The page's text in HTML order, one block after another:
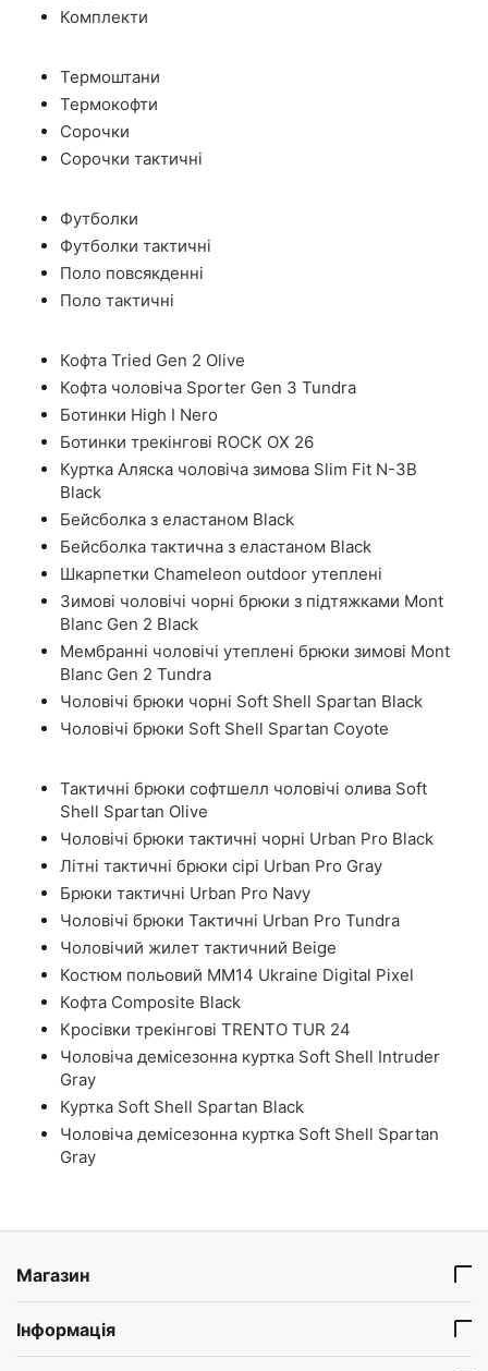
Комплекти
Термоштани
Термокофти
Сорочки
Сорочки тактичні
Футболки
Футболки тактичні
Поло повсякденні
Поло тактичні
Кофта Tried Gen 2 Olive
Кофта чоловіча Sporter Gen 3 Tundra
Ботинки High I Nero
Ботинки трекінгові ROCK OX 26
Куртка Аляска чоловіча зимова Slim Fit N-3B
Black
Бейсболка з еластаном Black
Бейсболка тактична з еластаном Black
Шкарпетки Chameleon outdoor утеплені
Зимові чоловічі чорні брюки з підтяжками Mont
Blanc Gen 2 Black
Мембранні чоловічі утеплені брюки зимові Mont
Blanc Gen 2 Tundra
Чоловічі брюки чорні Soft Shell Spartan Black
Чоловічі брюки Soft Shell Spartan Coyote
Тактичні брюки софтшелл чоловічі олива Soft
Shell Spartan Olive
Чоловічі брюки тактичні чорні Urban Pro Black
Літні тактичні брюки сірі Urban Pro Gray
Брюки тактичні Urban Pro Navy
Чоловічі брюки Тактичні Urban Pro Tundra
Чоловічий жилет тактичний Beige
Костюм польовий ММ14 Ukraine Digital Pixel
Кофта Composite Black
Кросівки трекінгові TRENTO TUR 24
Чоловіча демісезонна куртка Soft Shell Intruder
Gray
Куртка Soft Shell Spartan Black
Чоловіча демісезонна куртка Soft Shell Spartan
Gray
Магазин
Інформація